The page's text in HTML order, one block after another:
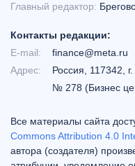
Главный редактор:
Контакты редакции:
E-mail:
finance@meta.ru
Адрес:
Россия, 117342,
№ 278 (Бизнес
Все материалы сайта
Commons Attribution 4.0
автора (создателя)